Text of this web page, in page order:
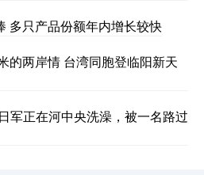
多只产品份额年内增长较快
的两岸情 台湾同胞登临阳新天
军正在河中央洗澡，被一名路过